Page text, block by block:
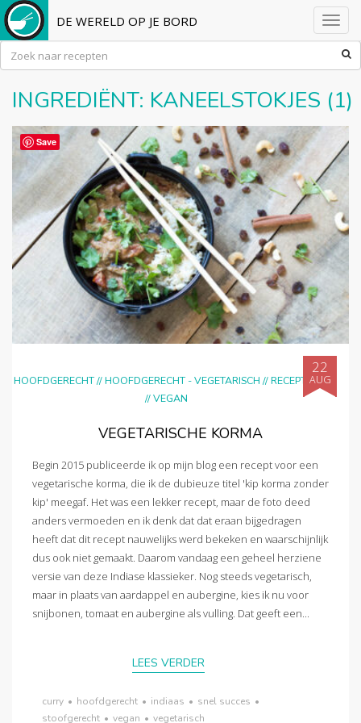
DE WERELD OP JE BORD
INGREDIËNT: KANEELSTOKJES (1)
HOOFDGERECHT//HOOFDGERECHT - VEGETARISCH //RECEPTEN
//VEGAN
22
AUG
VEGETARISCHE KORMA
Begin 2015 publiceerde ik op mijn blog een recept voor een
vegetarische korma, die ik de dubieuze titel 'kip korma zonder
kip' meegaf. Het was een lekker recept, maar de foto deed
anders vermoeden en ik denk dat dat eraan bijgedragen
heeft dat dit recept nauwelijks werd bekeken en waarschijnlijk
dus ook niet gemaakt. Daarom vandaag een geheel herziene
versie van deze Indiase klassieker. Nog steeds vegetarisch,
maar in plaats van aardappel en aubergine, kies ik nu voor
snijbonen, tomaat en aubergine als vulling. Dat geeft een...
LEES VERDER
curry • hoofdgerecht • indiaas • snel succes •
stoofgerecht • vegan • vegetarisch
Save